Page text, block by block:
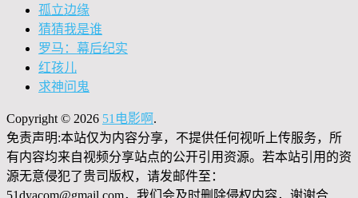
孤立边缘
猜猜我是谁
罗马：幕后纪实
红孩儿
求神问鬼
Copyright © 2026 51电影啊 .
免责声明:本站仅为内容分享，不提供任何视听上传服务，所
有内容均来自视频分享站点的公开引用资源。若本站引用的资
源无意侵犯了贵司版权，请发邮件至：
51dyacom@gmail.com，我们会及时删除侵权内容，谢谢合